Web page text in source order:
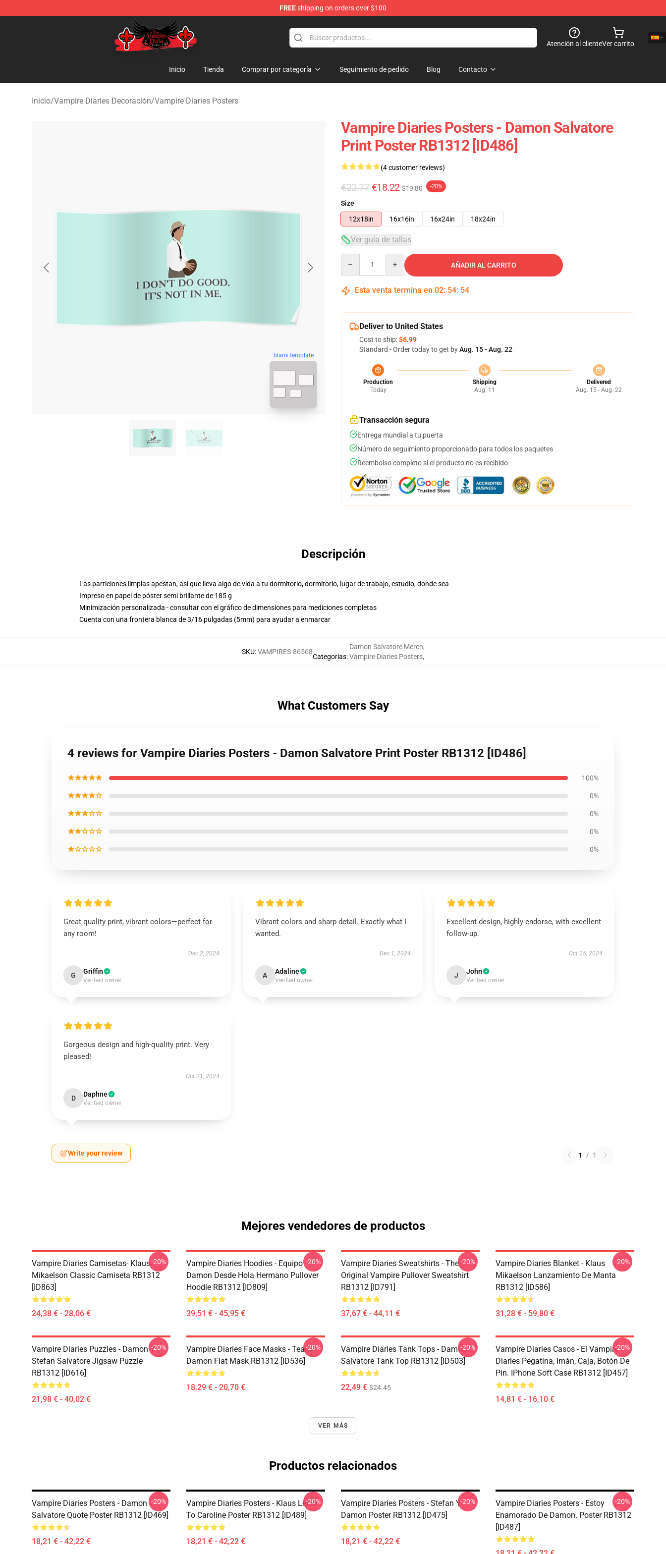
FREEshipping on orders over $100
The Vampire Diaries Shop - Official The Vampire Diaries Merchandise Store
Atención al clienteVer carrito
Inicio Tienda Comprar por categoría Seguimiento de pedido Blog Contacto
Inicio/Vampire Diaries Decoración/Vampire Diaries Posters
blank template
Vampire Diaries Posters - Damon Salvatore
Print Poster RB1312 [ID486]
(4 customer reviews)
€22.77 €18.22 $19.80 -20%
Size
12x18in
16x16in 16x24in 18x24in
Ver guía de tallas
AÑADIR AL CARRITO
Esta venta termina en 02: 54: 53
Deliver to United States
Cost to ship:$6.99
Standard - Order today to get byAug. 15 - Aug. 22
Production
Today
Shipping
Aug. 11
Delivered
Aug. 15 - Aug. 22
Transacción segura
Entrega mundial a tu puerta
Número de seguimiento proporcionado para todos los paquetes
Reembolso completo si el producto no es recibido
Descripción
Las particiones limpias apestan, así que lleva algo de vida a tu dormitorio, dormitorio, lugar de trabajo, estudio, donde sea
Impreso en papel de póster semi brillante de 185 g
Minimización personalizada - consultar con el gráfico de dimensiones para mediciones completas
Cuenta con una frontera blanca de 3/16 pulgadas (5mm) para ayudar a enmarcar
SKU:VAMPIRES-86568
Categorías:
Damon Salvatore Merch,
Vampire Diaries Posters,
What Customers Say
4 reviews for Vampire Diaries Posters - Damon Salvatore Print Poster RB1312 [ID486]
★★★★★ 100%
★★★★☆ 0%
★★★☆☆ 0%
★★☆☆☆ 0%
★☆☆☆☆ 0%
Great quality print, vibrant colors—perfect for
any room!
Dec 2, 2024
G Griffin
Verified owner
Vibrant colors and sharp detail. Exactly what I
wanted.
Dec 1, 2024
A Adaline
Verified owner
Excellent design, highly endorse, with excellent
follow-up.
Oct 25, 2024
J John
Verified owner
Gorgeous design and high-quality print. Very
pleased!
Oct 21, 2024
D Daphne
Verified owner
Write your review 1 / 1
Mejores vendedores de productos
Vampire Diaries Camisetas- Klaus
Mikaelson Classic Camiseta RB1312
[ID863]
24,38 € - 28,06 €
-20%
Vampire Diaries Hoodies - Equipo
Damon Desde Hola Hermano Pullover
Hoodie RB1312 [ID809]
39,51 € - 45,95 €
-20%
Vampire Diaries Sweatshirts - The
Original Vampire Pullover Sweatshirt
RB1312 [ID791]
37,67 € - 44,11 €
-20%
Vampire Diaries Blanket - Klaus
Mikaelson Lanzamiento De Manta
RB1312 [ID586]
31,28 € - 59,80 €
-20%
Vampire Diaries Puzzles - Damon Y
Stefan Salvatore Jigsaw Puzzle
RB1312 [ID616]
21,98 € - 40,02 €
-20%
Vampire Diaries Face Masks - Team
Damon Flat Mask RB1312 [ID536]
18,29 € - 20,70 €
-20%
Vampire Diaries Tank Tops - Damon
Salvatore Tank Top RB1312 [ID503]
22,49 € $24.45
-20%
Vampire Diaries Casos - El Vampire
Diaries Pegatina, Imán, Caja, Botón De
Pin. IPhone Soft Case RB1312 [ID457]
14,81 € - 16,10 €
-20%
VER MÁS
Productos relacionados
Vampire Diaries Posters - Damon
Salvatore Quote Poster RB1312 [ID469]
18,21 € - 42,22 €
-20%
Vampire Diaries Posters - Klaus Letter
To Caroline Poster RB1312 [ID489]
18,21 € - 42,22 €
-20%
Vampire Diaries Posters - Stefan Y
Damon Poster RB1312 [ID475]
18,21 € - 42,22 €
-20%
Vampire Diaries Posters - Estoy
Enamorado De Damon. Poster RB1312
[ID487]
-20%